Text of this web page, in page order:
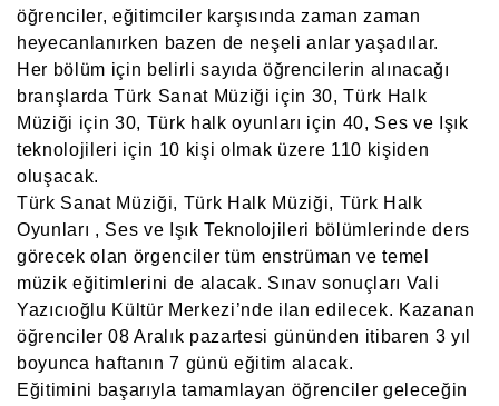
öğrenciler, eğitimciler karşısında zaman zaman
heyecanlanırken bazen de neşeli anlar yaşadılar.
Her bölüm için belirli sayıda öğrencilerin alınacağı
branşlarda Türk Sanat Müziği için 30, Türk Halk
Müziği için 30, Türk halk oyunları için 40, Ses ve Işık
teknolojileri için 10 kişi olmak üzere 110 kişiden
oluşacak.
Türk Sanat Müziği, Türk Halk Müziği, Türk Halk
Oyunları , Ses ve Işık Teknolojileri bölümlerinde ders
görecek olan örgenciler tüm enstrüman ve temel
müzik eğitimlerini de alacak. Sınav sonuçları Vali
Yazıcıoğlu Kültür Merkezi’nde ilan edilecek. Kazanan
öğrenciler 08 Aralık pazartesi gününden itibaren 3 yıl
boyunca haftanın 7 günü eğitim alacak.
Eğitimini başarıyla tamamlayan öğrenciler geleceğin